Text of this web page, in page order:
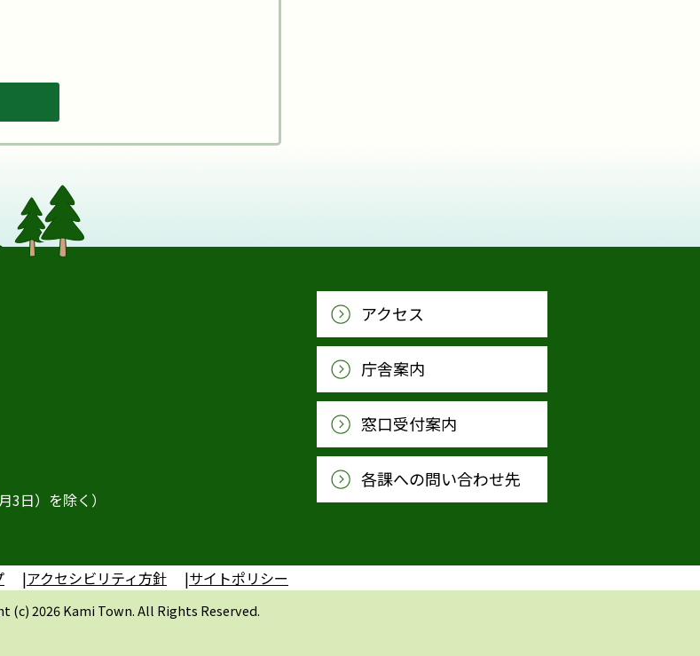
3日）を除く）
アクセス
庁舎案内
窓口受付案内
各課への問い合わせ先
アクセシビリティ方針 サイトポリシー
(c) 2026 Kami Town. All Rights Reserved.